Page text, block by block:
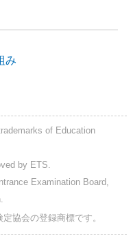
み
of Education
by ETS.
Examination Board,
協会の登録商標です。